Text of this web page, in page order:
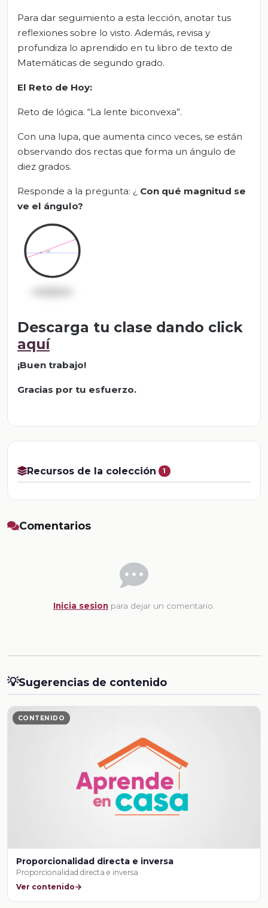
Para dar seguimiento a esta lección, anotar tus
reflexiones sobre lo visto. Además, revisa y
profundiza lo aprendido en tu libro de texto de
Matemáticas de segundo grado.
El Reto de Hoy:
Reto de lógica. “La lente biconvexa”.
Con una lupa, que aumenta cinco veces, se están
observando dos rectas que forma un ángulo de
diez grados.
Responde a la pregunta: ¿ Con qué magnitud se
ve el ángulo?
Descarga tu clase dando click
aquí
¡Buen trabajo!
Gracias por tu esfuerzo.
Recursos de la colección 1
Comentarios
Inicia sesion para dejar un comentario.
💡Sugerencias de contenido
CONTENIDO
Proporcionalidad directa e inversa
Proporcionalidad directa e inversa
Ver contenido